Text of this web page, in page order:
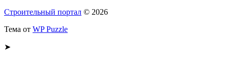
Строительный портал © 2026
Тема от WP Puzzle
➤